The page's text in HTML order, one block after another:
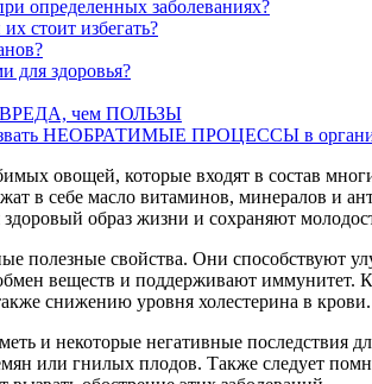
определенных заболеваниях?
стоит избегать?
для здоровья?
чем ПОЛЬЗЫ
НЕОБРАТИМЫЕ ПРОЦЕССЫ в
овощей, которые входят в состав
в себе масло витаминов, минералов и
образ жизни и сохраняют
полезные свойства. Они
веществ и поддерживают иммунитет.
снижению уровня холестерина в крови.
и некоторые негативные последствия
или гнилых плодов. Также следует